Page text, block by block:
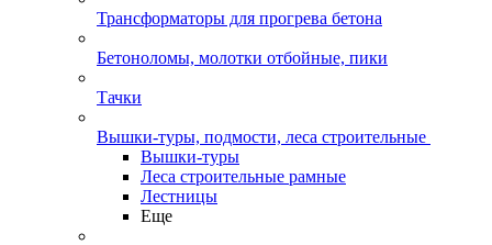
Трансформаторы для прогрева бетона
Бетоноломы, молотки отбойные, пики
Тачки
Вышки-туры, подмости, леса строительные
Вышки-туры
Леса строительные рамные
Лестницы
Еще